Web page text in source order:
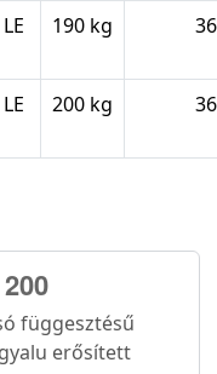
190 kg
200 kg
függesztésű
erősített